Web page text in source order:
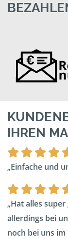
IHREN
Einfache und
Hat alles
allerdings bei
noch bei uns im